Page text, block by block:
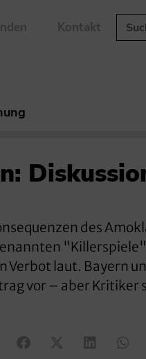
Kontakt
des
Verbot laut. Bayern
vor – aber Kritiker